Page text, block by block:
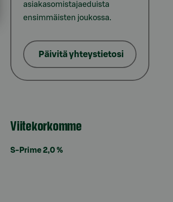
asiakasomistajaeduista
ensimmäisten joukossa.
Päivitä yhteystietosi
Viitekorkomme
S-Prime 2,0 %